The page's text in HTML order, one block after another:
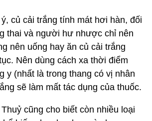
củ cải trắng tính mát hơi hàn, đối
thai và người hư nhược chỉ nên
nên uống hay ăn củ cải trắng
Nên dùng cách xa thời điểm
y (nhất là trong thang có vị nhân
sẽ làm mất tác dụng của thuốc.
cũng cho biết còn nhiều loại